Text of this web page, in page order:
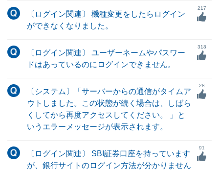
〔ログイン関連〕 機種変更をしたらログイン
ができなくなりました。
217
〔ログイン関連〕 ユーザーネームやパスワー
ドはあっているのにログインできません。
318
〔システム〕「サーバーからの通信がタイムア
ウトしました。この状態が続く場合は、しばら
くしてから再度アクセスしてください。 」と
いうエラーメッセージが表示されます。
28
〔ログイン関連〕 SBI証券口座を持っています
が、銀行サイトのログイン方法が分かりません
91